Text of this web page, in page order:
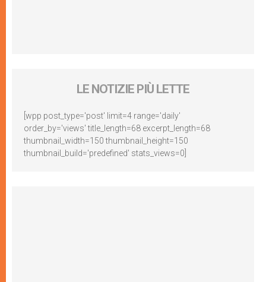
LE NOTIZIE PIÙ LETTE
[wpp post_type='post' limit=4 range='daily'
order_by='views' title_length=68 excerpt_length=68
thumbnail_width=150 thumbnail_height=150
thumbnail_build='predefined' stats_views=0]